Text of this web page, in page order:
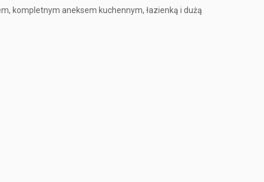
kompletnym aneksem kuchennym, łazienką i dużą